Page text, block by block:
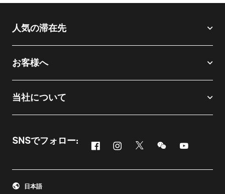
人気の滞在先
お客様へ
当社について
SNSでフォロー: Facebook
新しいウィンドウで開く
Instagram
新しいウィンドウで開く
Twitter
新しいウィンドウで開
Messenger
新しいウィンド
新しいウ
日本語